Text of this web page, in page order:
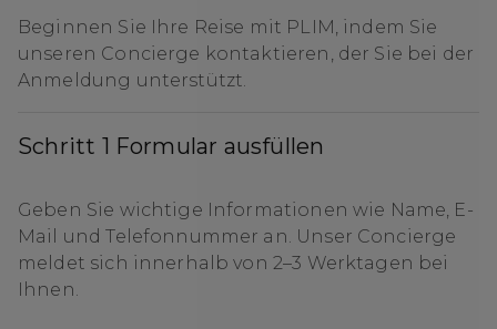
Beginnen Sie Ihre Reise mit PLIM, indem Sie
unseren Concierge kontaktieren, der Sie bei der
Anmeldung unterstützt.
Schritt 1 Formular ausfüllen
Geben Sie wichtige Informationen wie Name, E-
Mail und Telefonnummer an. Unser Concierge
meldet sich innerhalb von 2–3 Werktagen bei
Ihnen.